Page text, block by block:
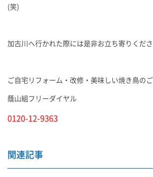
(笑)
加古川へ行かれた際には是非お立ち寄りくだ
ご自宅リフォーム・改修・美味しい焼き鳥の
蔭山組フリーダイヤル
0120-12-9363
関連記事